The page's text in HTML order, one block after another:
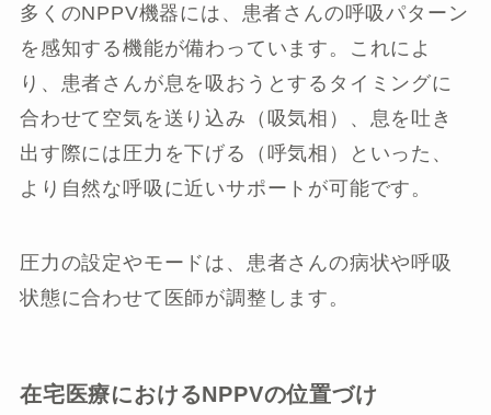
多くのNPPV機器には、患者さんの呼吸パターン
を感知する機能が備わっています。これによ
り、患者さんが息を吸おうとするタイミングに
合わせて空気を送り込み（吸気相）、息を吐き
出す際には圧力を下げる（呼気相）といった、
より自然な呼吸に近いサポートが可能です。
圧力の設定やモードは、患者さんの病状や呼吸
状態に合わせて医師が調整します。
在宅医療におけるNPPVの位置づけ